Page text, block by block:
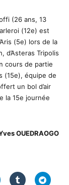
(26 ans, 13
(12e) est
(5e) lors de la
d’Asteras Tripolis
cours de partie
(15e), équipe de
un bol d’air
la 15e journée
OUEDRAOGO